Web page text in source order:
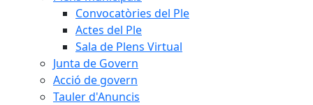
Convocatòries del Ple
Actes del Ple
Sala de Plens Virtual
Junta de Govern
Acció de govern
Tauler d'Anuncis